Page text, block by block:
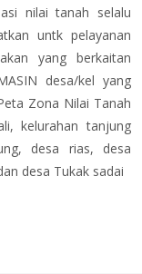
nilai tanah selalu
untk pelayanan
yang berkaitan
desa/kel yang
Zona Nilai Tanah
kelurahan tanjung
desa rias, desa
desa Tukak sadai